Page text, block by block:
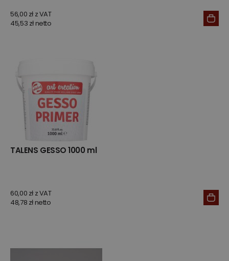
56,00 zł z VAT
45,53 zł netto
TALENS GESSO 1000 ml
60,00 zł z VAT
48,78 zł netto